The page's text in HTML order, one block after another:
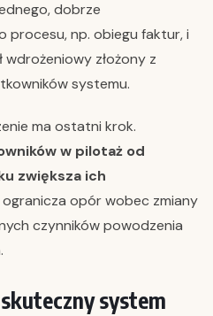
dobrze
procesu, np. obiegu faktur, i
wdrożeniowy złożony z
systemu.
ma ostatni krok.
w pilotaż od
zwiększa ich
ogranicza opór wobec zmiany
czynników powodzenia
system